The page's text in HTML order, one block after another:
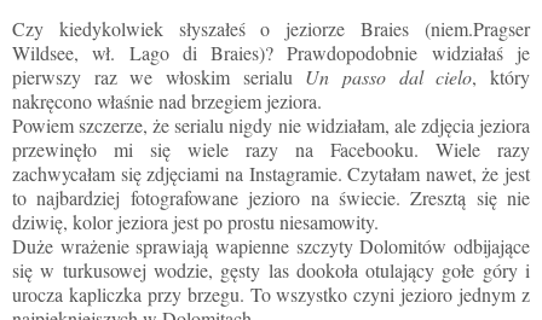
Czy kiedykolwiek słyszałeś o jeziorze Braies (niem.Pragser
Wildsee, wł. Lago di Braies)? Prawdopodobnie widziałaś je
pierwszy raz we włoskim serialu Un passo dal cielo, który
nakręcono właśnie nad brzegiem jeziora.
Powiem szczerze, że serialu nigdy nie widziałam, ale zdjęcia jeziora
przewinęło mi się wiele razy na Facebooku. Wiele razy
zachwycałam się zdjęciami na Instagramie. Czytałam nawet, że jest
to najbardziej fotografowane jezioro na świecie. Zresztą się nie
dziwię, kolor jeziora jest po prostu niesamowity.
Duże wrażenie sprawiają wapienne szczyty Dolomitów odbijające
się w turkusowej wodzie, gęsty las dookoła otulający gołe góry i
urocza kapliczka przy brzegu. To wszystko czyni jezioro jednym z